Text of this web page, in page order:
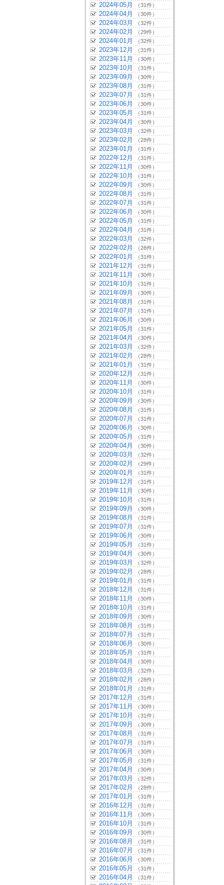
2024年05月 （31件）
2024年04月 （30件）
2024年03月 （32件）
2024年02月 （29件）
2024年01月 （32件）
2023年12月 （31件）
2023年11月 （30件）
2023年10月 （31件）
2023年09月 （30件）
2023年08月 （31件）
2023年07月 （31件）
2023年06月 （30件）
2023年05月 （31件）
2023年04月 （30件）
2023年03月 （32件）
2023年02月 （28件）
2023年01月 （31件）
2022年12月 （31件）
2022年11月 （30件）
2022年10月 （31件）
2022年09月 （30件）
2022年08月 （31件）
2022年07月 （31件）
2022年06月 （30件）
2022年05月 （31件）
2022年04月 （31件）
2022年03月 （32件）
2022年02月 （28件）
2022年01月 （31件）
2021年12月 （31件）
2021年11月 （30件）
2021年10月 （31件）
2021年09月 （30件）
2021年08月 （31件）
2021年07月 （31件）
2021年06月 （30件）
2021年05月 （31件）
2021年04月 （30件）
2021年03月 （32件）
2021年02月 （28件）
2021年01月 （31件）
2020年12月 （31件）
2020年11月 （30件）
2020年10月 （31件）
2020年09月 （30件）
2020年08月 （31件）
2020年07月 （31件）
2020年06月 （30件）
2020年05月 （31件）
2020年04月 （30件）
2020年03月 （32件）
2020年02月 （29件）
2020年01月 （31件）
2019年12月 （31件）
2019年11月 （30件）
2019年10月 （31件）
2019年09月 （30件）
2019年08月 （31件）
2019年07月 （31件）
2019年06月 （30件）
2019年05月 （31件）
2019年04月 （30件）
2019年03月 （32件）
2019年02月 （28件）
2019年01月 （31件）
2018年12月 （31件）
2018年11月 （30件）
2018年10月 （31件）
2018年09月 （30件）
2018年08月 （31件）
2018年07月 （31件）
2018年06月 （30件）
2018年05月 （31件）
2018年04月 （30件）
2018年03月 （32件）
2018年02月 （28件）
2018年01月 （31件）
2017年12月 （31件）
2017年11月 （30件）
2017年10月 （31件）
2017年09月 （30件）
2017年08月 （31件）
2017年07月 （31件）
2017年06月 （30件）
2017年05月 （31件）
2017年04月 （30件）
2017年03月 （32件）
2017年02月 （28件）
2017年01月 （31件）
2016年12月 （31件）
2016年11月 （30件）
2016年10月 （31件）
2016年09月 （30件）
2016年08月 （31件）
2016年07月 （31件）
2016年06月 （30件）
2016年05月 （31件）
2016年04月 （31件）